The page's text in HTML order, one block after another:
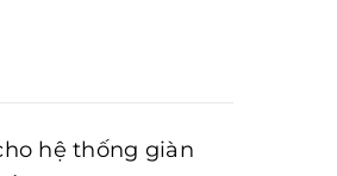
hệ thống giàn